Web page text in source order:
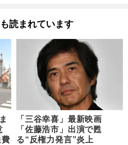
読まれています
「三谷幸喜」最新映画
「佐藤浩市」出演で甦
る“反権力発言”炎上